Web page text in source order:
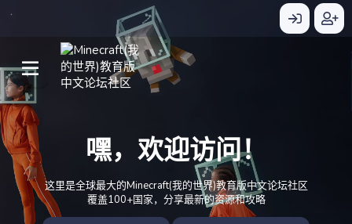
嘿，欢迎访问！
这里是全球最大的Minecraft(我的世界)教育版中文论坛社区
覆盖100+国家，分享最新的资源和攻略